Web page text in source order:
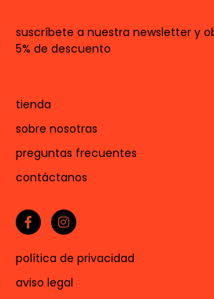
suscríbete a nuestra newsletter y
5% de descuento
tienda
sobre nosotras
preguntas frecuentes
contáctanos
política de privacidad
aviso legal